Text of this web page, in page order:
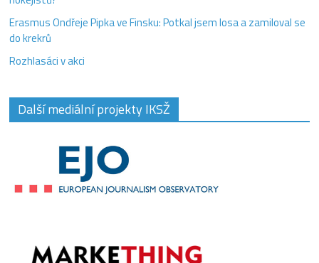
Erasmus Ondřeje Pipka ve Finsku: Potkal jsem losa a zamiloval se
do krekrů
Rozhlasáci v akci
Další mediální projekty IKSŽ